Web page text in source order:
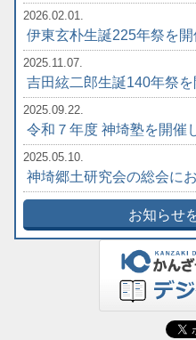
2026.02.01.
伊東玄朴生誕225年祭を開
2025.11.07.
吉田絃二郎生誕140年祭を
2025.09.22.
令和７年度 神埼塾を開催
2025.05.10.
神埼郷土研究会の総会に
お知らせ